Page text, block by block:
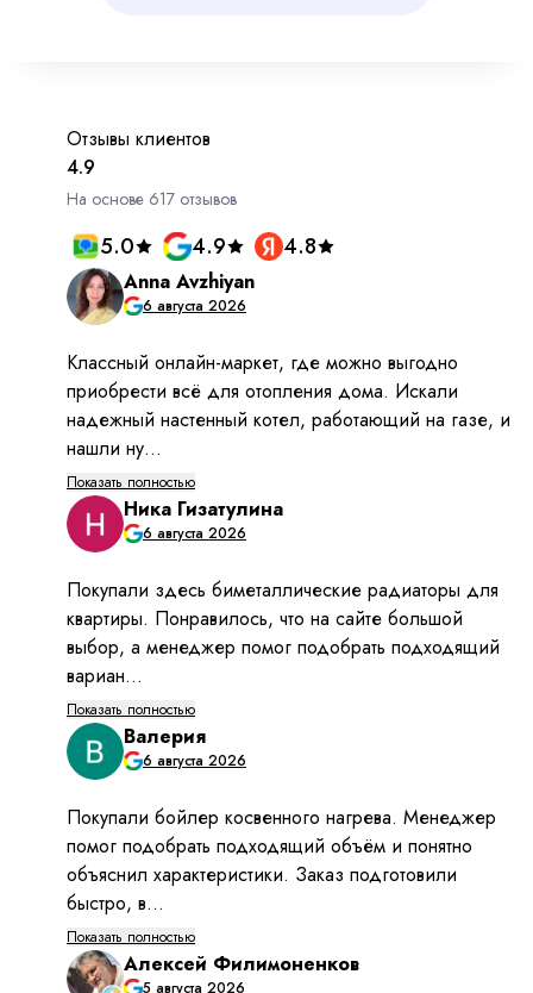
Высокие показатели надежности;
Отличный дизайн;
Экономичный расход электроэнергии.
И это далеко не полный перечень причин, почему
столько людей решают купить именно погружной
насос Водолей.
Особенности оборудования
Среди основных особенностей таких агрегатов,
как скважинные насосы Водолей, выделяют:
отличные эксплуатационные характеристики,
такие как создание напора до 150 м и
обеспечение производительности до 150 л/
приобрели не самую мощную модель типа
ВодолейБЦПЭ 0 5 32, бывает вполне
достаточно для большинства задач, которые
ставятся перед системой обеспечения водой
семьи из 3–4 человек, включая и питьевое, и
хозяйственно-бытовое, и поливочное
назначение;
длительный срок службы. Средний период
работы насоса погружного Водолей без
ремонта составляет 5 лет, до полного выхода
из строя – около 10 лет;
возможность работы от электросети 220 В (при
том что многие достаточно мощные агрегаты
требуют сети 380 В);
простота в обслуживании. При необходимости
вы можете проводить профилактические
мероприятия и самостоятельно, хотя, конечно,
желательно обращаться за этим к специалисту;
практически полное отсутствие вибрации при